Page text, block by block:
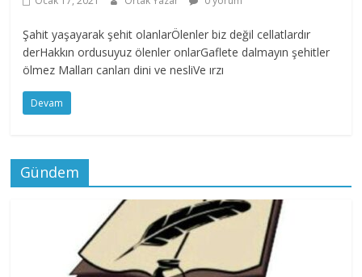
Şahit yaşayarak şehit olanlarÖlenler biz değil cellatlardır
derHakkın ordusuyuz ölenler onlarGaflete dalmayın şehitler
ölmez Malları canları dini ve nesliVe ırzı
Devam
Gündem